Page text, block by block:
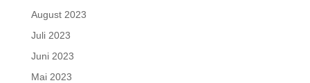
August 2023
Juli 2023
Juni 2023
Mai 2023